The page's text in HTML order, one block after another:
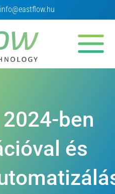
info@eastflow.hu
ben
és